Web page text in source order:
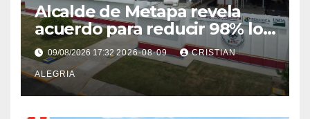
Alcalde de Metapa revela
acuerdo para reducir 98% los
olores de planta contra el
gusano barrenador
09/08/2026 17:322026-08-09 CRISTIAN
ALEGRIA